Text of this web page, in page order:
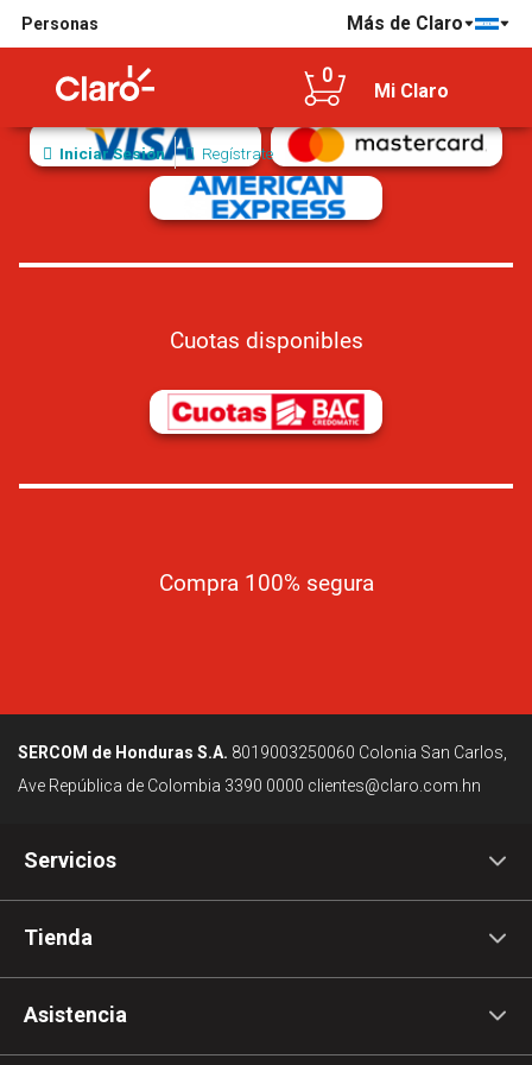
Personas Más de Claro
0
Mi Claro
Iniciar Sesión Regístrate
Tarjetas de crédito/débito aceptadas
Cuotas disponibles
Compra 100% segura
SERCOM de Honduras S.A. 8019003250060 Colonia San Carlos,
Ave República de Colombia 3390 0000 clientes@claro.com.hn
Servicios
Tienda
Asistencia